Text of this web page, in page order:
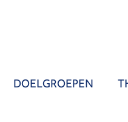
DOELGROEPEN